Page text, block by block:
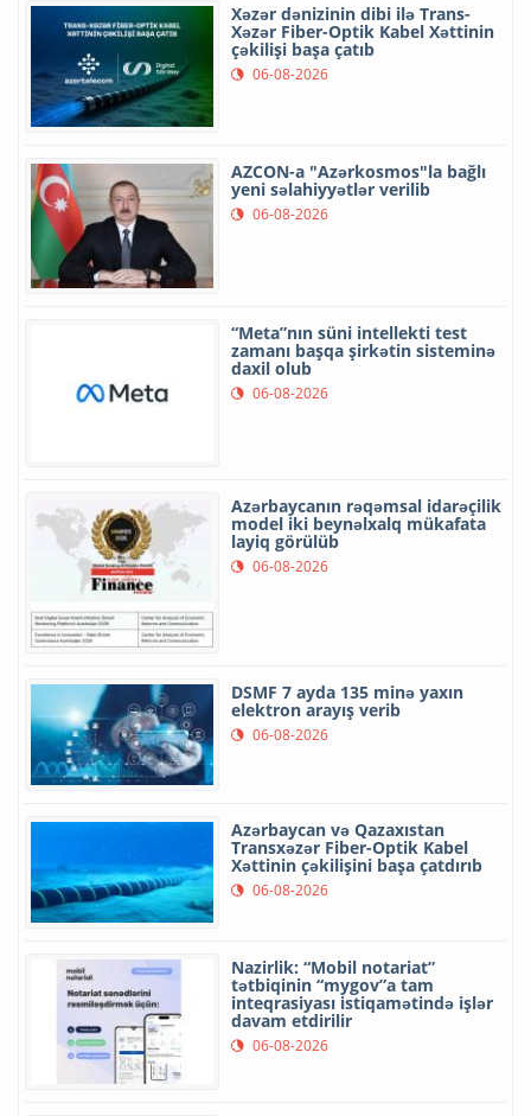
Xəzər dənizinin dibi ilə Trans-
Xəzər Fiber-Optik Kabel Xəttinin
çəkilişi başa çatıb
06-08-2026
AZCON-a "Azərkosmos"la bağlı
yeni səlahiyyətlər verilib
06-08-2026
“Meta”nın süni intellekti test
zamanı başqa şirkətin sisteminə
daxil olub
06-08-2026
Azərbaycanın rəqəmsal idarəçilik
model iki beynəlxalq mükafata
layiq görülüb
06-08-2026
DSMF 7 ayda 135 minə yaxın
elektron arayış verib
06-08-2026
Azərbaycan və Qazaxıstan
Transxəzər Fiber-Optik Kabel
Xəttinin çəkilişini başa çatdırıb
06-08-2026
Nazirlik: “Mobil notariat”
tətbiqinin “mygov”a tam
inteqrasiyası istiqamətində işlər
davam etdirilir
06-08-2026